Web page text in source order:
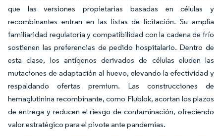
que las versiones propietarias basadas en células y
recombinantes entran en las listas de licitación. Su amplia
familiaridad regulatoria y compatibilidad con la cadena de frío
sostienen las preferencias de pedido hospitalario. Dentro de
esta clase, los antígenos derivados de células eluden las
mutaciones de adaptación al huevo, elevando la efectividad y
respaldando ofertas premium. Las construcciones de
hemaglutinina recombinante, como Flublok, acortan los plazos
de entrega y reducen el riesgo de contaminación, ofreciendo
valor estratégico para el pivote ante pandemias.